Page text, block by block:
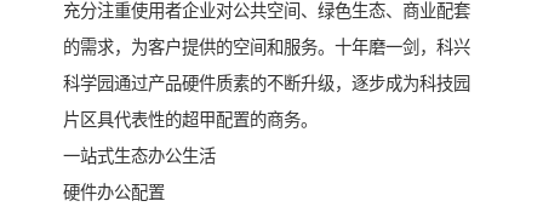
充分注重使用者企业对公共空间、绿色生态、商业配套
的需求，为客户提供的空间和服务。十年磨一剑，科兴
科学园通过产品硬件质素的不断升级，逐步成为科技园
片区具代表性的超甲配置的商务。
​一站式生态办公生活
硬件办公配置